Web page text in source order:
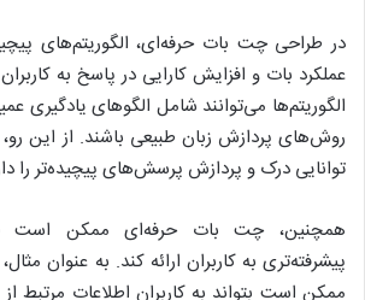
در طراحی چت بات حرفه‌ای، الگوریتم‌های
عملکرد بات و افزایش کارایی در پاسخ به
الگوریتم‌ها می‌توانند شامل الگوهای یادگیری
روش‌های پردازش زبان طبیعی باشند. از این
توانایی درک و پردازش پرسش‌های پیچیده‌تر را
همچنین، چت بات حرفه‌ای ممکن است
پیشرفته‌تری به کاربران ارائه کند. به عنوان
ممکن است بتواند به کاربران اطلاعات مرتبط